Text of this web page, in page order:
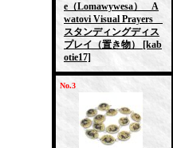
e（Lomawywesa） A
watovi Visual Prayers
スタンディングディス
プレイ（置き物）
[kab
otie17]
No.3